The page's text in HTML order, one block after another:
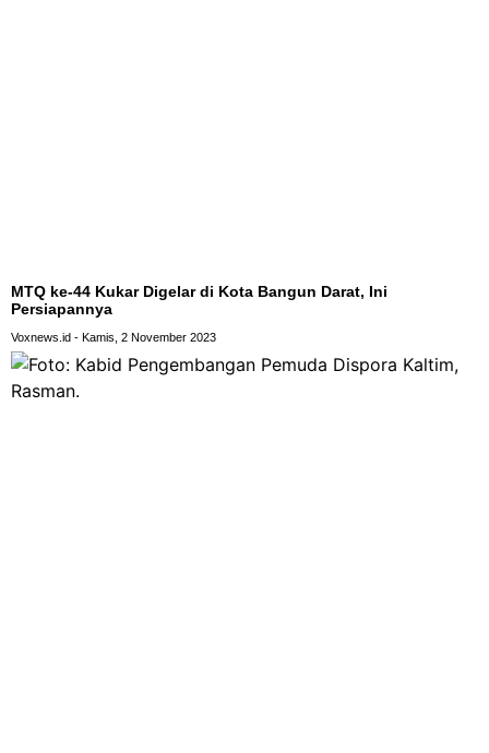
MTQ ke-44 Kukar Digelar di Kota Bangun Darat, Ini
Persiapannya
Voxnews.id Kamis, 2 November 2023